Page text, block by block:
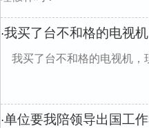
·我买了台不和格的电视
我买了台不和格的电视机
·单位要我陪领导出国工